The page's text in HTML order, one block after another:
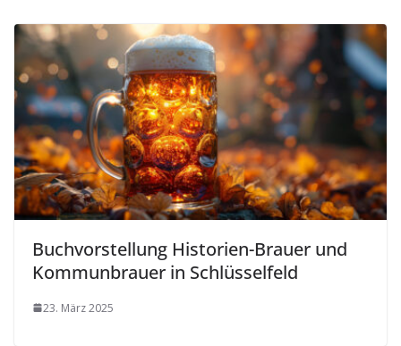
Buchvorstellung Historien-Brauer und
Kommunbrauer in Schlüsselfeld
23. März 2025